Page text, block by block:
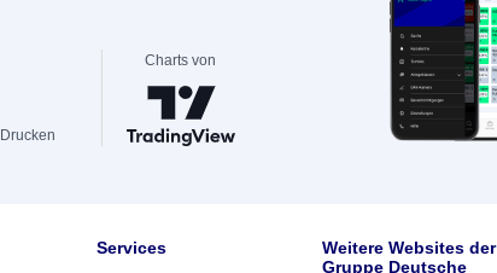
Drucken
Charts von
Services
Weitere Websites der
Gruppe Deutsche